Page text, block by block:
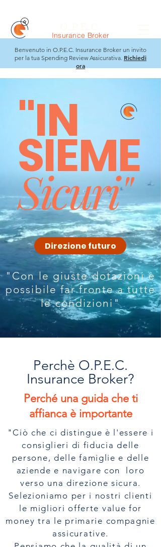
Benvenuto in O.P.E.C. Insurance Broker un invito
per la tua Spending Review Assicurativa. Richiedi
ora
Insurance Broker
"IN
SIEME
Sicuri"
Direzione futuro
"Con le giuste dotazioni è
possibile far fronte a tutte
le condizioni"
Perchè O.P.E.C.
Insurance Broker?
Perché una guida che ti
affianca è importante
"Ciò che ci distingue è l'essere i
consiglieri di fiducia delle
persone, delle famiglie e delle
aziende e navigare con loro
verso una direzione sicura.
Selezioniamo per i nostri clienti
le migliori offerte value for
money tra le primarie compagnie
assicurative.